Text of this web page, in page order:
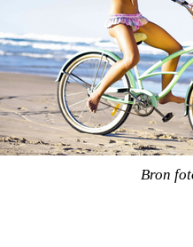
Bron